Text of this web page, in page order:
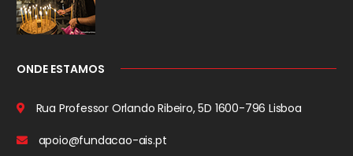
ONDE ESTAMOS
Rua Professor Orlando Ribeiro, 5D 1600-796 Lisboa
apoio@fundacao-ais.pt